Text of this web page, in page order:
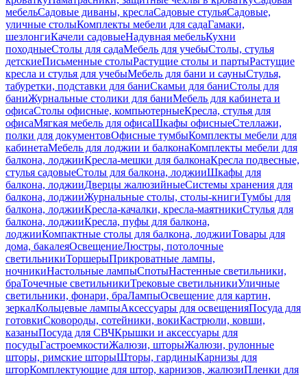
мебельСадовые диваны, креслаСадовые стульяСадовые,
уличные столыКомплекты мебели для садаГамаки,
шезлонгиКачели садовыеНадувная мебельКухни
походныеСтолы для садаМебель для учебыСтолы, стулья
детскиеПисьменные столыРастущие столы и партыРастущие
кресла и стулья для учебыМебель для бани и сауныСтулья,
табуретки, подставки для баниСкамьи для баниСтолы для
баниЖурнальные столики для баниМебель для кабинета и
офисаСтолы офисные, компьютерныеКресла, стулья для
офисаМягкая мебель для офисаШкафы офисныеСтеллажи,
полки для документовОфисные тумбыКомплекты мебели для
кабинетаМебель для лоджии и балконаКомплекты мебели для
балкона, лоджииКресла-мешки для балконаКресла подвесные,
стулья садовыеСтолы для балкона, лоджииШкафы для
балкона, лоджииДверцы жалюзийныеСистемы хранения для
балкона, лоджииЖурнальные столы, столы-книгиТумбы для
балкона, лоджииКресла-качалки, кресла-маятникиСтулья для
балкона, лоджииКресла, пуфы для балкона,
лоджииКомпактные столы для балкона, лоджииТовары для
дома, бакалеяОсвещениеЛюстры, потолочные
светильникиТоршерыПрикроватные лампы,
ночникиНастольные лампыСпотыНастенные светильники,
браТочечные светильникиТрековые светильникиУличные
светильники, фонари, браЛампыОсвещение для картин,
зеркалКольцевые лампыАксессуары для освещенияПосуда для
готовкиСковороды, сотейники, вокиКастрюли, ковши,
казаныПосуда для СВЧКрышки и аксессуары для
посудыГастроемкостиЖалюзи, шторыЖалюзи, рулонные
шторы, римские шторыШторы, гардиныКарнизы для
шторКомплектующие для штор, карнизов, жалюзиПленки для